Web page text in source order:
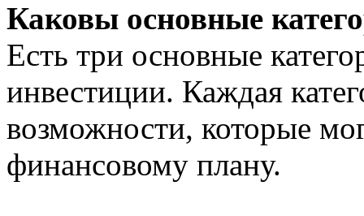
Каковы основные
Есть три основные
инвестиции. Каждая
возможности, которые
финансовому плану.